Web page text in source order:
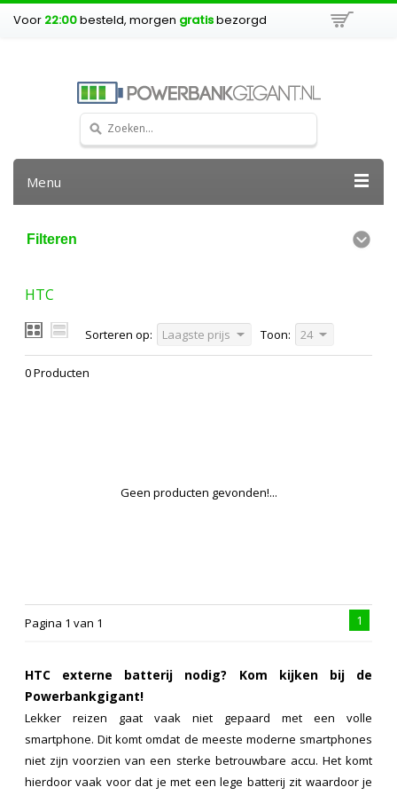
Voor 22:00besteld, morgen gratisbezorgd
Menu
Filteren
HTC
Sorteren op: Laagste prijs Toon: 24
0 Producten
Geen producten gevonden!...
Pagina 1 van 1 1
HTC externe batterij nodig? Kom kijken bij de
Powerbankgigant!
Lekker reizen gaat vaak niet gepaard met een volle
smartphone. Dit komt omdat de meeste moderne smartphones
niet zijn voorzien van een sterke betrouwbare accu. Het komt
hierdoor vaak voor dat je met een lege batterij zit waardoor je